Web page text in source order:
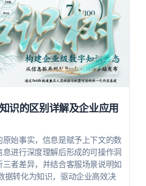
识的区别详解及企业应用
始事实，信息是赋予上下文的数
进行深度理解后形成的可操作洞
者差异，并结合客服场景说明如
据转化为知识，驱动企业高效决